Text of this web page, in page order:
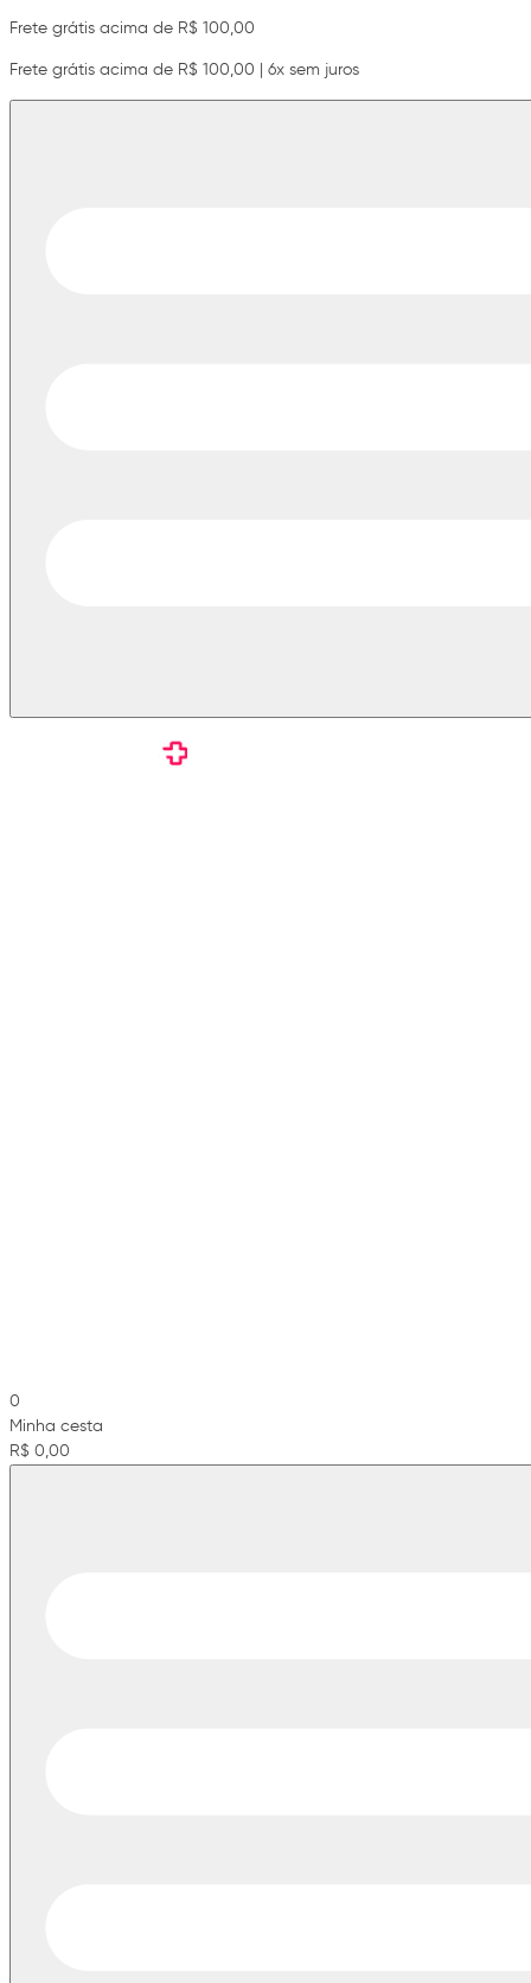
Frete grátis acima de R$ 100,00
Frete grátis acima de R$ 100,00 | 6x sem juros
0
Minha cesta
R$ 0,00